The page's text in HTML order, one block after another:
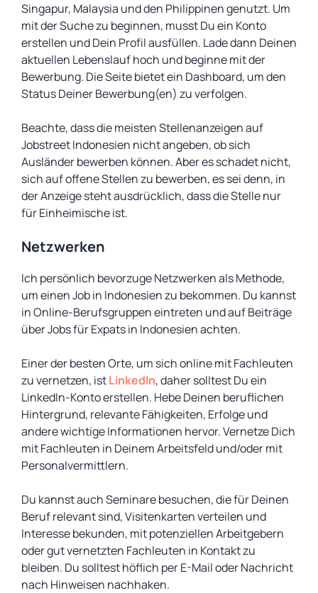
Singapur, Malaysia und den Philippinen genutzt. Um
mit der Suche zu beginnen, musst Du ein Konto
erstellen und Dein Profil ausfüllen. Lade dann Deinen
aktuellen Lebenslauf hoch und beginne mit der
Bewerbung. Die Seite bietet ein Dashboard, um den
Status Deiner Bewerbung(en) zu verfolgen.
Beachte, dass die meisten Stellenanzeigen auf
Jobstreet Indonesien nicht angeben, ob sich
Ausländer bewerben können. Aber es schadet nicht,
sich auf offene Stellen zu bewerben, es sei denn, in
der Anzeige steht ausdrücklich, dass die Stelle nur
für Einheimische ist.
Netzwerken
Ich persönlich bevorzuge Netzwerken als Methode,
um einen Job in Indonesien zu bekommen. Du kannst
in Online-Berufsgruppen eintreten und auf Beiträge
über Jobs für Expats in Indonesien achten.
Einer der besten Orte, um sich online mit Fachleuten
zu vernetzen, istLinkedIn, daher solltest Du ein
LinkedIn-Konto erstellen. Hebe Deinen beruflichen
Hintergrund, relevante Fähigkeiten, Erfolge und
andere wichtige Informationen hervor. Vernetze Dich
mit Fachleuten in Deinem Arbeitsfeld und/oder mit
Personalvermittlern.
Du kannst auch Seminare besuchen, die für Deinen
Beruf relevant sind, Visitenkarten verteilen und
Interesse bekunden, mit potenziellen Arbeitgebern
oder gut vernetzten Fachleuten in Kontakt zu
bleiben. Du solltest höflich per E-Mail oder Nachricht
nach Hinweisen nachhaken.